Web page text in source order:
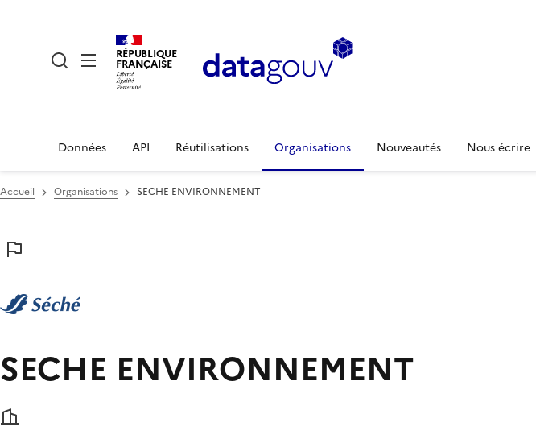
RÉPUBLIQUE
FRANÇAISE
Données API Réutilisations Organisations Nouveautés Nous écrire
Accueil Organisations SECHE ENVIRONNEMENT
SECHE ENVIRONNEMENT